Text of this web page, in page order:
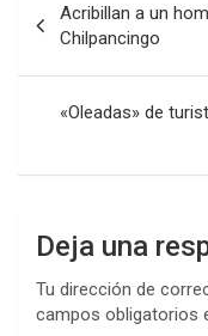
de
entradas
Acribillan a un
Chilpancingo
«Oleadas» de
Deja una
Tu dirección de
campos obligatorios